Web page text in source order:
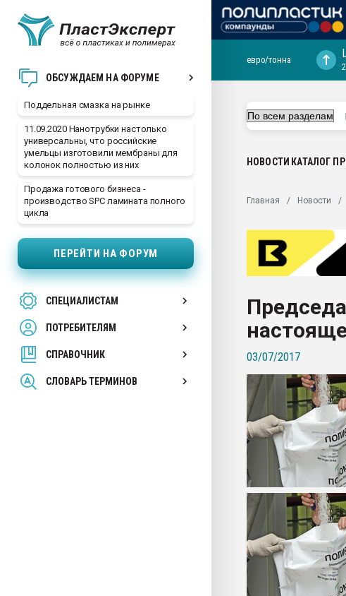
ОБСУЖДАЕМ НА ФОРУМЕ
Поддельная смазка на рынке
11.09.2020 Нанотрубки настолько
универсальны, что российские
умельцы изготовили мембраны для
колонок полностью из них
Продажа готового бизнеса -
производство SPC ламината полного
цикла
ПЕРЕЙТИ НА ФОРУМ
СПЕЦИАЛИСТАМ
ПОТРЕБИТЕЛЯМ
СПРАВОЧНИК
СЛОВАРЬ ТЕРМИНОВ
ближайшее подмосковье, с.-в.
Подмосковье, Москва
первый план в переработке
28.07.2026 "Технониколь"
ситуацией на строительном
Всё, что касается выдува ПЭТ
Материал поверхности
Продам отходы Композиция
поликарбоната и АБС-пластика
Armaloy PC/ABS-1IM черный
евро/тонна
НОВОСТИ КАТАЛОГ
Главная Новости
03/07/2017